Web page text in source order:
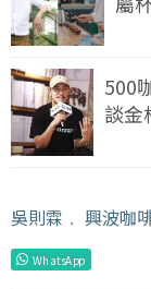
500
談金
吳則霖 ﹒ 興波咖
WhatsApp